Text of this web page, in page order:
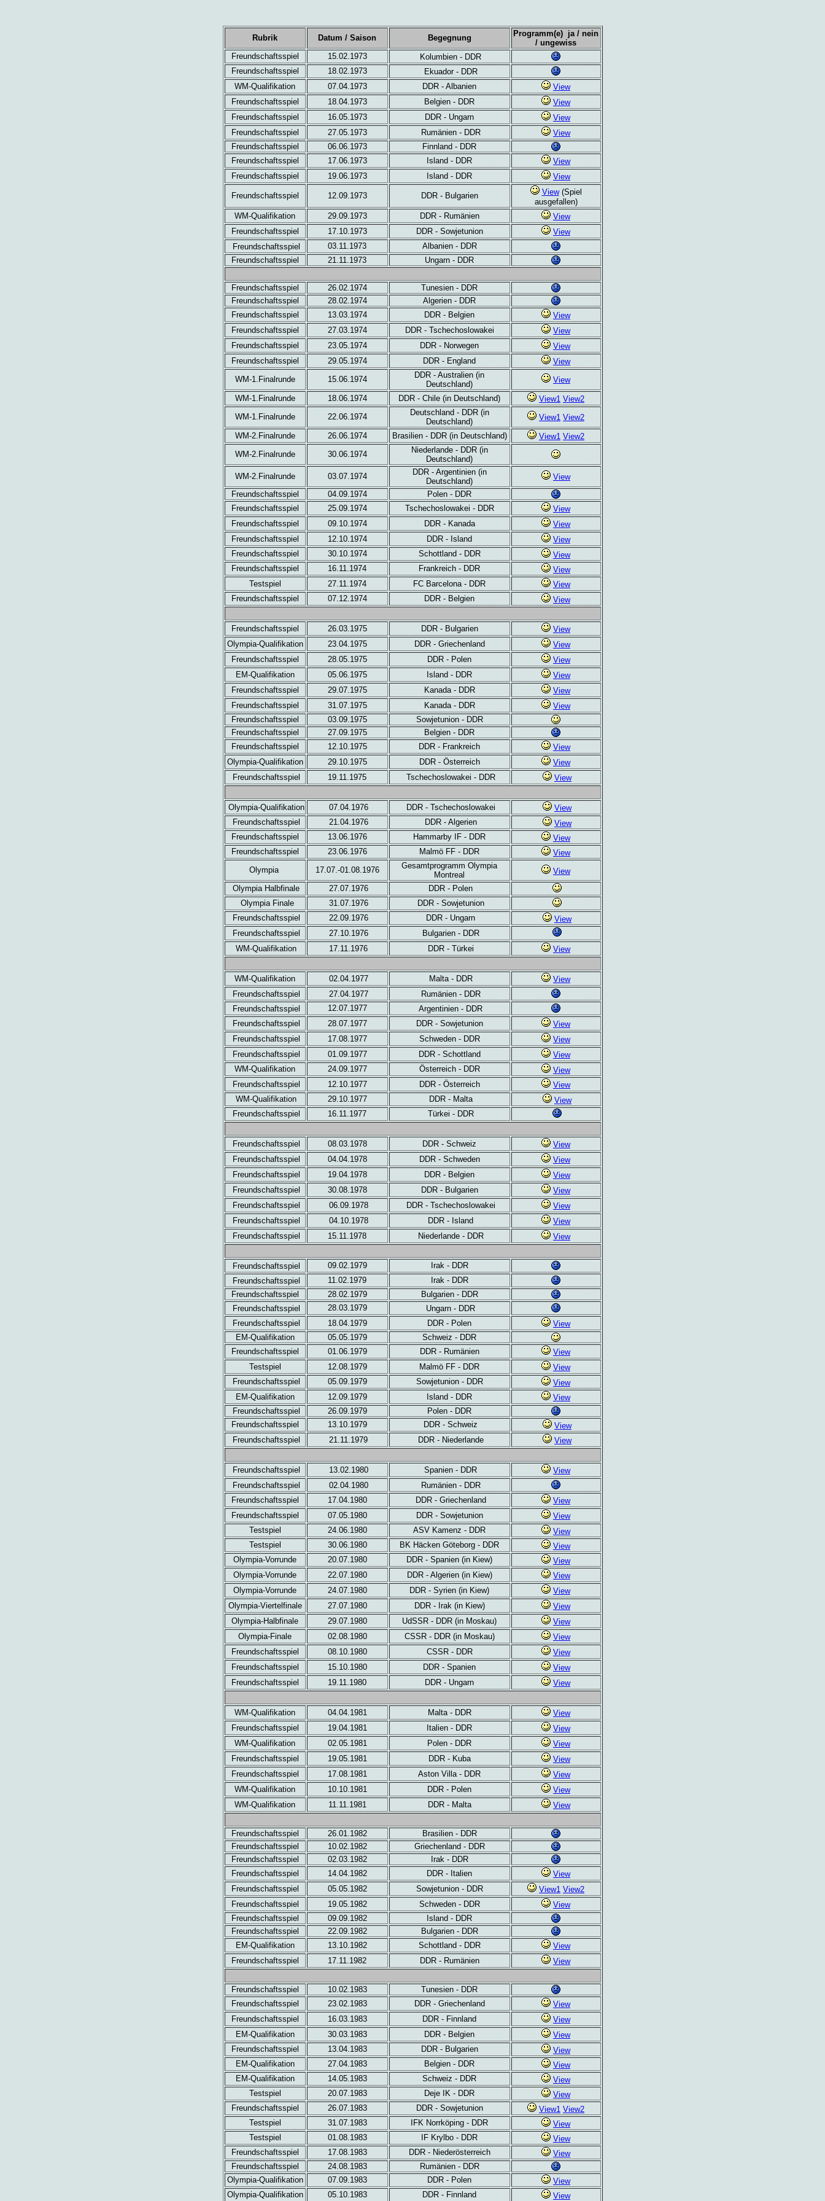
Rubrik Datum / Saison Begegnung
Programm(e) ja / nein
/ ungewiss
Freundschaftsspiel
15.02.1973
Kolumbien - DDR
Freundschaftsspiel
18.02.1973
Ekuador - DDR
WM-Qualifikation 07.04.1973 DDR - Albanien
View
Freundschaftsspiel
18.04.1973 Belgien - DDR
View
Freundschaftsspiel
16.05.1973 DDR - Ungarn
View
Freundschaftsspiel
27.05.1973 Rumänien - DDR
View
Freundschaftsspiel
06.06.1973
Finnland - DDR
Freundschaftsspiel
17.06.1973 Island - DDR
View
Freundschaftsspiel
19.06.1973 Island - DDR View
Freundschaftsspiel 12.09.1973 DDR - Bulgarien View(Spiel
ausgefallen)
WM-Qualifikation
29.09.1973 DDR - Rumänien
View
Freundschaftsspiel
17.10.1973 DDR - Sowjetunion
View
Freundschaftsspiel
03.11.1973
Albanien - DDR
Freundschaftsspiel
21.11.1973 Ungarn - DDR
Freundschaftsspiel 26.02.1974
Tunesien - DDR
Freundschaftsspiel
28.02.1974
Algerien - DDR
Freundschaftsspiel
13.03.1974 DDR - Belgien
View
Freundschaftsspiel
27.03.1974 DDR - Tschechoslowakei
View
Freundschaftsspiel
23.05.1974 DDR - Norwegen
View
Freundschaftsspiel
29.05.1974 DDR - England
View
WM-1.Finalrunde
15.06.1974
DDR - Australien (in
Deutschland)
View
WM-1.Finalrunde
18.06.1974 DDR - Chile (in Deutschland) View1 View2
WM-1.Finalrunde
22.06.1974
Deutschland - DDR (in
Deutschland)
View1 View2
WM-2.Finalrunde
26.06.1974 Brasilien - DDR (in Deutschland) View1 View2
WM-2.Finalrunde
30.06.1974
Niederlande - DDR (in
Deutschland)
WM-2.Finalrunde
03.07.1974
DDR - Argentinien (in
Deutschland)
View
Freundschaftsspiel
04.09.1974
Polen - DDR
Freundschaftsspiel
25.09.1974 Tschechoslowakei - DDR
View
Freundschaftsspiel
09.10.1974 DDR - Kanada
View
Freundschaftsspiel
12.10.1974 DDR - Island
View
Freundschaftsspiel
30.10.1974 Schottland - DDR
View
Freundschaftsspiel
16.11.1974 Frankreich - DDR
View
Testspiel
27.11.1974 FC Barcelona - DDR
View
Freundschaftsspiel
07.12.1974 DDR - Belgien View
Freundschaftsspiel 26.03.1975 DDR - Bulgarien
View
Olympia-Qualifikation
23.04.1975 DDR - Griechenland
View
Freundschaftsspiel
28.05.1975 DDR - Polen
View
EM-Qualifikation
05.06.1975 Island - DDR
View
Freundschaftsspiel
29.07.1975 Kanada - DDR
View
Freundschaftsspiel
31.07.1975 Kanada - DDR
View
Freundschaftsspiel
03.09.1975
Sowjetunion - DDR
Freundschaftsspiel
27.09.1975
Belgien - DDR
Freundschaftsspiel
12.10.1975 DDR - Frankreich
View
Olympia-Qualifikation
29.10.1975 DDR - Österreich
View
Freundschaftsspiel
19.11.1975 Tschechoslowakei - DDR View
Olympia-Qualifikation 07.04.1976 DDR - Tschechoslowakei
View
Freundschaftsspiel
21.04.1976 DDR - Algerien
View
Freundschaftsspiel
13.06.1976 Hammarby IF - DDR
View
Freundschaftsspiel
23.06.1976 Malmö FF - DDR
View
Olympia
17.07.-01.08.1976
Gesamtprogramm Olympia
Montreal
View
Olympia Halbfinale
27.07.1976
DDR - Polen
Olympia Finale
31.07.1976
DDR - Sowjetunion
Freundschaftsspiel
22.09.1976 DDR - Ungarn
View
Freundschaftsspiel
27.10.1976
Bulgarien - DDR
WM-Qualifikation
17.11.1976 DDR - Türkei View
WM-Qualifikation 02.04.1977 Malta - DDR
View
Freundschaftsspiel
27.04.1977
Rumänien - DDR
Freundschaftsspiel
12.07.1977
Argentinien - DDR
Freundschaftsspiel
28.07.1977 DDR - Sowjetunion
View
Freundschaftsspiel
17.08.1977 Schweden - DDR
View
Freundschaftsspiel
01.09.1977 DDR - Schottland
View
WM-Qualifikation
24.09.1977 Österreich - DDR
View
Freundschaftsspiel
12.10.1977 DDR - Österreich
View
WM-Qualifikation
29.10.1977 DDR - Malta
View
Freundschaftsspiel
16.11.1977 Türkei - DDR
Freundschaftsspiel 08.03.1978 DDR - Schweiz
View
Freundschaftsspiel
04.04.1978 DDR - Schweden
View
Freundschaftsspiel
19.04.1978 DDR - Belgien
View
Freundschaftsspiel
30.08.1978 DDR - Bulgarien
View
Freundschaftsspiel
06.09.1978 DDR - Tschechoslowakei
View
Freundschaftsspiel
04.10.1978 DDR - Island
View
Freundschaftsspiel
15.11.1978 Niederlande - DDR View
Freundschaftsspiel 09.02.1979
Irak - DDR
Freundschaftsspiel
11.02.1979
Irak - DDR
Freundschaftsspiel
28.02.1979
Bulgarien - DDR
Freundschaftsspiel
28.03.1979
Ungarn - DDR
Freundschaftsspiel
18.04.1979 DDR - Polen
View
EM-Qualifikation
05.05.1979
Schweiz - DDR
Freundschaftsspiel
01.06.1979 DDR - Rumänien
View
Testspiel
12.08.1979 Malmö FF - DDR
View
Freundschaftsspiel
05.09.1979 Sowjetunion - DDR
View
EM-Qualifikation
12.09.1979 Island - DDR
View
Freundschaftsspiel
26.09.1979
Polen - DDR
Freundschaftsspiel
13.10.1979 DDR - Schweiz
View
Freundschaftsspiel
21.11.1979 DDR - Niederlande View
Freundschaftsspiel 13.02.1980 Spanien - DDR
View
Freundschaftsspiel
02.04.1980
Rumänien - DDR
Freundschaftsspiel
17.04.1980 DDR - Griechenland
View
Freundschaftsspiel
07.05.1980 DDR - Sowjetunion
View
Testspiel
24.06.1980 ASV Kamenz - DDR
View
Testspiel
30.06.1980 BK Häcken Göteborg - DDR
View
Olympia-Vorrunde
20.07.1980 DDR - Spanien (in Kiew)
View
Olympia-Vorrunde
22.07.1980 DDR - Algerien (in Kiew)
View
Olympia-Vorrunde
24.07.1980 DDR - Syrien (in Kiew)
View
Olympia-Viertelfinale
27.07.1980 DDR - Irak (in Kiew)
View
Olympia-Halbfinale
29.07.1980 UdSSR - DDR (in Moskau)
View
Olympia-Finale
02.08.1980 CSSR - DDR (in Moskau)
View
Freundschaftsspiel
08.10.1980 CSSR - DDR
View
Freundschaftsspiel
15.10.1980 DDR - Spanien
View
Freundschaftsspiel
19.11.1980 DDR - Ungarn View
WM-Qualifikation 04.04.1981 Malta - DDR
View
Freundschaftsspiel
19.04.1981 Italien - DDR
View
WM-Qualifikation
02.05.1981 Polen - DDR
View
Freundschaftsspiel
19.05.1981 DDR - Kuba
View
Freundschaftsspiel
17.08.1981 Aston Villa - DDR
View
WM-Qualifikation
10.10.1981 DDR - Polen
View
WM-Qualifikation
11.11.1981 DDR - Malta View
Freundschaftsspiel 26.01.1982
Brasilien - DDR
Freundschaftsspiel
10.02.1982
Griechenland - DDR
Freundschaftsspiel
02.03.1982
Irak - DDR
Freundschaftsspiel
14.04.1982 DDR - Italien
View
Freundschaftsspiel
05.05.1982 Sowjetunion - DDR View1 View2
Freundschaftsspiel
19.05.1982 Schweden - DDR
View
Freundschaftsspiel
09.09.1982
Island - DDR
Freundschaftsspiel
22.09.1982
Bulgarien - DDR
EM-Qualifikation
13.10.1982 Schottland - DDR
View
Freundschaftsspiel
17.11.1982 DDR - Rumänien View
Freundschaftsspiel 10.02.1983
Tunesien - DDR
Freundschaftsspiel
23.02.1983 DDR - Griechenland
View
Freundschaftsspiel
16.03.1983 DDR - Finnland
View
EM-Qualifikation
30.03.1983 DDR - Belgien
View
Freundschaftsspiel
13.04.1983 DDR - Bulgarien
View
EM-Qualifikation
27.04.1983 Belgien - DDR
View
EM-Qualifikation
14.05.1983 Schweiz - DDR
View
Testspiel
20.07.1983 Deje IK - DDR
View
Freundschaftsspiel
26.07.1983 DDR - Sowjetunion View1 View2
Testspiel
31.07.1983 IFK Norrköping - DDR
View
Testspiel
01.08.1983 IF Krylbo - DDR
View
Freundschaftsspiel
17.08.1983 DDR - Niederösterreich
View
Freundschaftsspiel
24.08.1983
Rumänien - DDR
Olympia-Qualifikation
07.09.1983 DDR - Polen
View
Olympia-Qualifikation
05.10.1983 DDR - Finnland View